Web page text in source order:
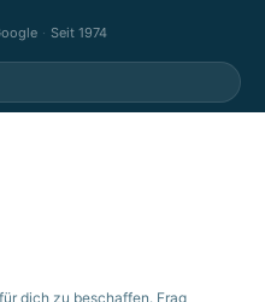
· Seit 1974
dich zu beschaffen. Frag